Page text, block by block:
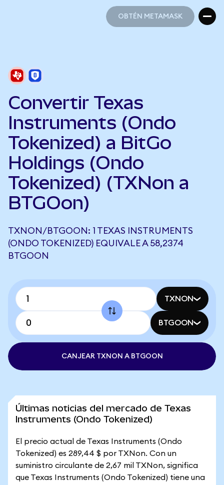
OBTÉN METAMASK
Convertir Texas
Instruments (Ondo
Tokenized) a BitGo
Holdings (Ondo
Tokenized) (TXNon a
BTGOon)
TXNON/BTGOON: 1 TEXAS INSTRUMENTS
(ONDO TOKENIZED) EQUIVALE A 58,2374
BTGOON
TXNON
BTGOON
CANJEAR TXNON A BTGOON
Últimas noticias del mercado de Texas
Instruments (Ondo Tokenized)
El precio actual de Texas Instruments (Ondo
Tokenized) es 289,44 $ por TXNon. Con un
suministro circulante de 2,67 mil TXNon, significa
que Texas Instruments (Ondo Tokenized) tiene una